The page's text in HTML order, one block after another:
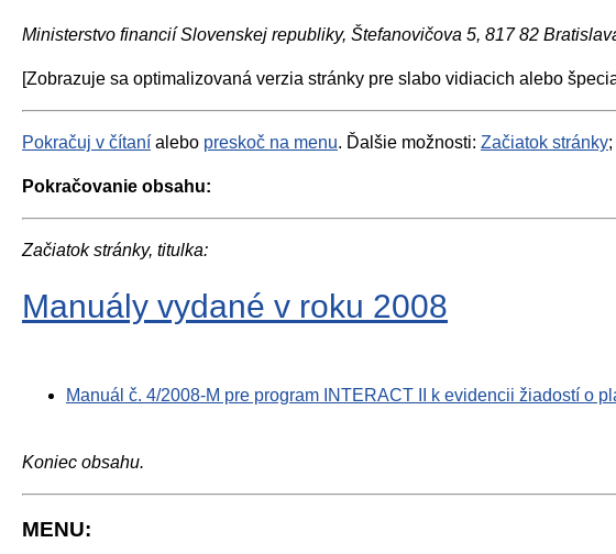
Ministerstvo financií Slovenskej republiky, Štefanovičova 5, 817 82
[Zobrazuje sa optimalizovaná verzia stránky pre slabo vidiacich alebo
Pokračuj v čítaní alebo preskoč na menu. Ďalšie možnosti: Začiatok stránky;
Pokračovanie obsahu:
Začiatok stránky, titulka:
Manuály vydané v roku 2008
Manuál č. 4/2008-M pre program INTERACT II k evidencii žiadostí o
Koniec obsahu.
MENU: